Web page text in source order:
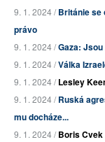
9. 1. 2024 /Británie se
právo
9. 1. 2024 /Gaza:
9. 1. 2024 /Válka
9. 1. 2024 /Lesley
9. 1. 2024 /Ruská
mu docháze...
9. 1. 2024 /Boris Cvek